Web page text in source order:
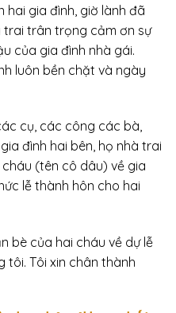
hai gia đình, giờ lành đã
trai trân trọng cảm ơn sự
của gia đình nhà gái.
luôn bền chặt và ngày
cụ, các công các bà,
đình hai bên, họ nhà trai
(tên cô dâu) về gia
lễ thành hôn cho hai
bè của hai cháu về dự lễ
tôi. Tôi xin chân thành